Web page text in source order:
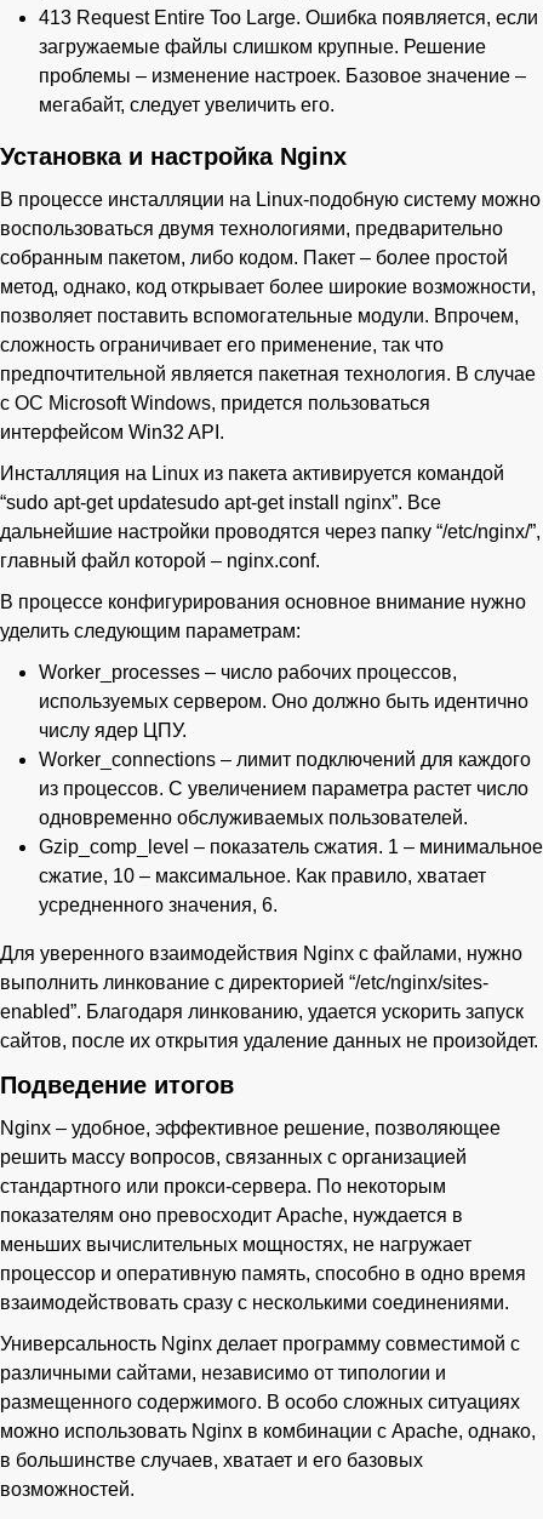
413 Request Entire Too Large. Ошибка появляется, если
загружаемые файлы слишком крупные. Решение
проблемы – изменение настроек. Базовое значение –
мегабайт, следует увеличить его.
Установка и настройка Nginx
В процессе инсталляции на Linux-подобную систему можно
воспользоваться двумя технологиями, предварительно
собранным пакетом, либо кодом. Пакет – более простой
метод, однако, код открывает более широкие возможности,
позволяет поставить вспомогательные модули. Впрочем,
сложность ограничивает его применение, так что
предпочтительной является пакетная технология. В случае
с ОС Microsoft Windows, придется пользоваться
интерфейсом Win32 API.
Инсталляция на Linux из пакета активируется командой
“sudo apt-get updatesudo apt-get install nginx”. Все
дальнейшие настройки проводятся через папку “/etc/nginx/”,
главный файл которой – nginx.conf.
В процессе конфигурирования основное внимание нужно
уделить следующим параметрам:
Worker_processes – число рабочих процессов,
используемых сервером. Оно должно быть идентично
числу ядер ЦПУ.
Worker_connections – лимит подключений для каждого
из процессов. С увеличением параметра растет число
одновременно обслуживаемых пользователей.
Gzip_comp_level – показатель сжатия. 1 – минимальное
сжатие, 10 – максимальное. Как правило, хватает
усредненного значения, 6.
Для уверенного взаимодействия Nginx с файлами, нужно
выполнить линкование с директорией “/etc/nginx/sites-
enabled”. Благодаря линкованию, удается ускорить запуск
сайтов, после их открытия удаление данных не произойдет.
Подведение итогов
Nginx – удобное, эффективное решение, позволяющее
решить массу вопросов, связанных с организацией
стандартного или прокси-сервера. По некоторым
показателям оно превосходит Apache, нуждается в
меньших вычислительных мощностях, не нагружает
процессор и оперативную память, способно в одно время
взаимодействовать сразу с несколькими соединениями.
Универсальность Nginx делает программу совместимой с
различными сайтами, независимо от типологии и
размещенного содержимого. В особо сложных ситуациях
можно использовать Nginx в комбинации с Apache, однако,
в большинстве случаев, хватает и его базовых
возможностей.